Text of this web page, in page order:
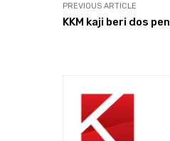
PREVIOUS ARTICLE
KKM kaji beri dos